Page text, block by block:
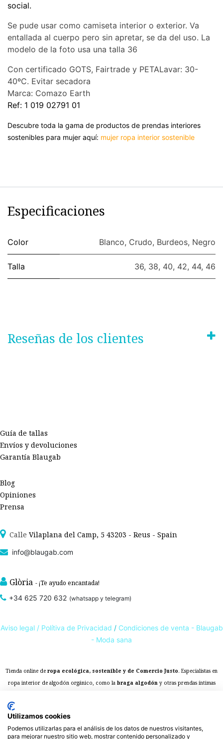
social.
Se pude usar como camiseta interior o exterior. Va
entallada al cuerpo pero sin apretar, se da del uso. La
modelo de la foto usa una talla 36
Con certificado GOTS, Fairtrade y PETALavar: 30-
40ºC. Evitar secadora
Marca: Comazo Earth
Ref: 1 019 02791 01
Descubre toda la gama de productos de prendas interiores
sostenibles para mujer aquí: mujer ropa interior sostenible
Especificaciones
Color Blanco, Crudo, Burdeos, Negro
Talla 36, 38, 40, 42, 44, 46
Reseñas de los clientes
Guía de tallas
Envíos y devoluciones
Garantía Blaugab
Blog
Opiniones
Prensa
Calle Vilaplana del Camp, 5 43203 - Reus - Spain
info@blaugab.com
Glòria - ¡Te ayudo encantada!
+34 625 720 632 (whatsapp y telegram)
Aviso legal / Polítiva de Privacidad / Condiciones de venta - Blaugab
- Moda sana
Tienda online de ropa ecológica, sostenible y de Comercio Justo. Especialistas en
ropa interior de algodón orgánico, como la braga algodóny otras prendas íntimas
Expertos en ropa para piel sensible, ropa para piel delicada y enfermedades
ambientales. Ropa interior sostenible.
Utilizamos cookies
Podemos utilizarlas para el análisis de los datos de nuestros visitantes,
para mejorar nuestro sitio web, mostrar contenido personalizado y